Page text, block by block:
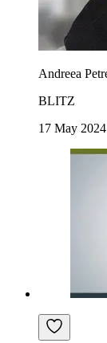
Andreea
BLITZ
17 May 2024